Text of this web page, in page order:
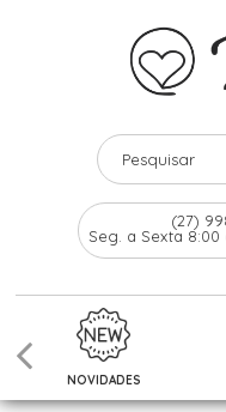
(27)
Seg. a Sexta 8:00
NOVIDADES